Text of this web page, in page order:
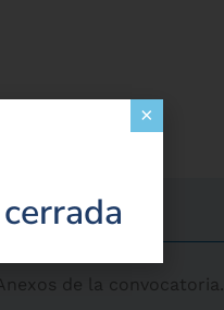
de la convocatoria.
×
Mujer